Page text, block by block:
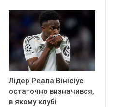
Лідер Реала Вінісіус
остаточно визначився,
в якому клубі